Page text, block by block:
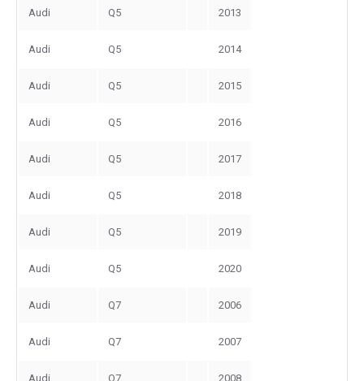
Audi Q5 2013
Audi Q5 2014
Audi Q5 2015
Audi Q5 2016
Audi Q5 2017
Audi Q5 2018
Audi Q5 2019
Audi Q5 2020
Audi Q7 2006
Audi Q7 2007
Audi Q7 2008